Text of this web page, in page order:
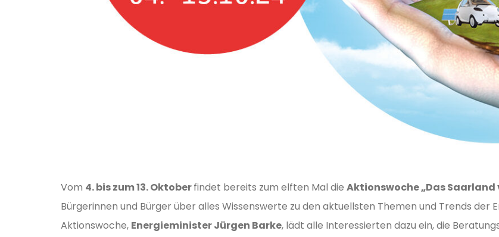
Vom 4. bis zum 13. Oktoberfindet bereits zum elften Mal die Aktionswoche „Das Saarland
Bürgerinnen und Bürger über alles Wissenswerte zu den aktuellsten Themen und Trends
Aktionswoche, Energieminister Jürgen Barke, lädt alle Interessierten dazu ein, die